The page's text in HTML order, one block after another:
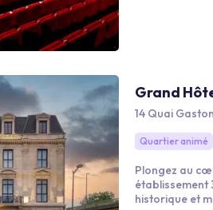
Grand
14 Quai
Quartier animé
Plongez au
établissement
historique et